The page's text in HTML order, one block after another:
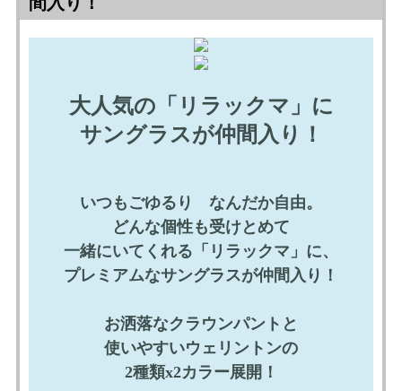
大人気の「リラックマ」に
サングラスが仲間入り！
いつもごゆるり なんだか自由。
どんな個性も受けとめて
一緒にいてくれる「リラックマ」に、
プレミアムなサングラスが仲間入り！
お洒落なクラウンパントと
使いやすいウェリントンの
2種類x2カラー展開！